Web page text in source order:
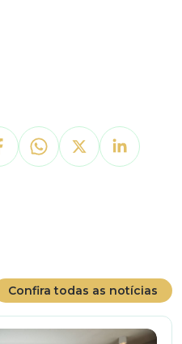
Confira todas as notícias